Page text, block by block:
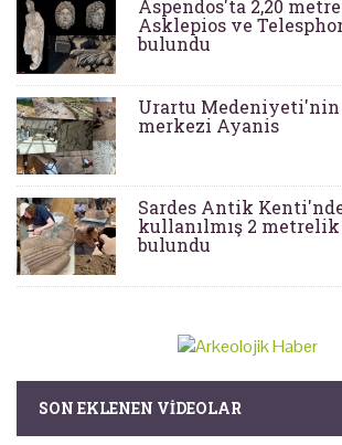
Aspendos'ta 2,20
Asklepios ve
bulundu
Urartu
merkezi Ayanis
Sardes Antik
kullanılmış 2
bulundu
SON EKLENEN VIDEOLAR